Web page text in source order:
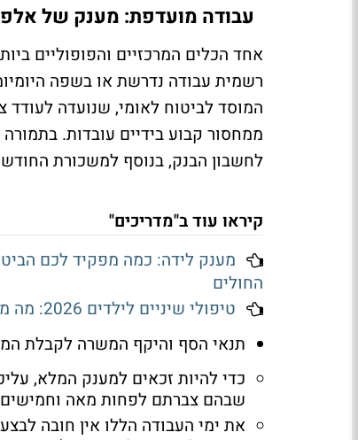
עבודה מועדפת: מענק של
אחד הכלים המרכזיים והפופוליים
רשמית עבודה נדרשת או בשפה
המוסד לביטוח לאומי, שנועדה
ממחסור קבוע בידיים עובדות.
לחשבון הבנק, בנוסף למשכורת
קיראו עוד ב"מדריכים"
מענק לידה: כמה מפקיד לכם
החולים
טיפולי שיניים לילדים 2026: מה מגיע חינם בסל הבריאות ואיפה משלמים השתתפות עצמית
תנאי הסף והיקף המשרה לקבלת
כדי להיות זכאים למענק המלא,
שבהם צברתם לפחות מאה וחמישים
את ימי העבודה הללו אין חובה